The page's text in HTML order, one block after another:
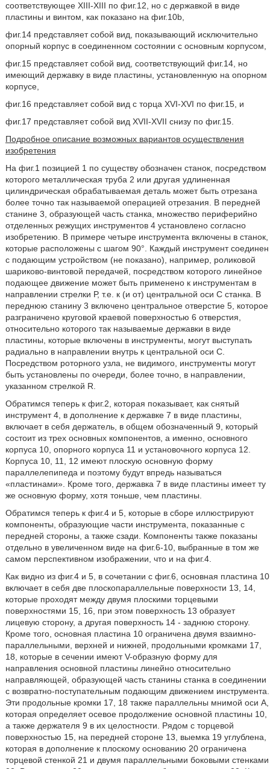
соответствующее XIII-XIII по фиг.12, но с державкой в виде
пластины и винтом, как показано на фиг.10b,
фиг.14 представляет собой вид, показывающий исключительно
опорный корпус в соединенном состоянии с основным корпусом,
фиг.15 представляет собой вид, соответствующий фиг.14, но
имеющий державку в виде пластины, установленную на опорном
корпусе,
фиг.16 представляет собой вид с торца XVI-XVI по фиг.15, и
фиг.17 представляет собой вид XVII-XVII снизу по фиг.15.
Подробное описание возможных вариантов осуществления
изобретения
На фиг.1 позицией 1 по существу обозначен станок, посредством
которого металлическая труба 2 или другая удлиненная
цилиндрическая обрабатываемая деталь может быть отрезана
более точно так называемой операцией отрезания. В передней
станине 3, образующей часть станка, множество периферийно
отделенных режущих инструментов 4 установлено согласно
изобретению. В примере четыре инструмента включены в станок,
которые расположены с шагом 90°. Каждый инструмент соединен
с подающим устройством (не показано), например, роликовой
шариково-винтовой передачей, посредством которого линейное
подающее движение может быть применено к инструментам в
направлении стрелки Р, т.е. к (и от) центральной оси С станка. В
переднюю станину 3 включено центральное отверстие 5, которое
разграничено круговой краевой поверхностью 6 отверстия,
относительно которого так называемые державки в виде
пластины, которые включены в инструменты, могут выступать
радиально в направлении внутрь к центральной оси С.
Посредством роторного узла, не видимого, инструменты могут
быть установлены по очереди, более точно, в направлении,
указанном стрелкой R.
Обратимся теперь к фиг.2, которая показывает, как снятый
инструмент 4, в дополнение к державке 7 в виде пластины,
включает в себя держатель, в общем обозначенный 9, который
состоит из трех основных компонентов, а именно, основного
корпуса 10, опорного корпуса 11 и установочного корпуса 12.
Корпуса 10, 11, 12 имеют плоскую основную форму
параллелепипеда и поэтому будут впредь называться
«пластинами». Кроме того, державка 7 в виде пластины имеет ту
же основную форму, хотя тоньше, чем пластины.
Обратимся теперь к фиг.4 и 5, которые в сборе иллюстрируют
компоненты, образующие части инструмента, показанные с
передней стороны, а также сзади. Компоненты также показаны
отдельно в увеличенном виде на фиг.6-10, выбранные в том же
самом перспективном изображении, что и на фиг.4.
Как видно из фиг.4 и 5, в сочетании с фиг.6, основная пластина 10
включает в себя две плоскопараллельные поверхности 13, 14,
которые проходят между двумя плоскими торцевыми
поверхностями 15, 16, при этом поверхность 13 образует
лицевую сторону, а другая поверхность 14 - заднюю сторону.
Кроме того, основная пластина 10 ограничена двумя взаимно-
параллельными, верхней и нижней, продольными кромками 17,
18, которые в сечении имеют V-образную форму для
направления основной пластины линейно относительно
направляющей, образующей часть станины станка в соединении
с возвратно-поступательным подающим движением инструмента.
Эти продольные кромки 17, 18 также параллельны мнимой оси А,
которая определяет осевое продолжение основной пластины 10,
а также держателя 9 в их целостности. Рядом с торцевой
поверхностью 15, на передней стороне 13, выемка 19 углублена,
которая в дополнение к плоскому основанию 20 ограничена
торцевой стенкой 21 и двумя параллельными боковыми стенками